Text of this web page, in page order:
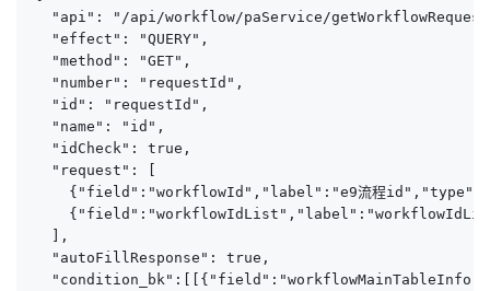
"api": "/api/workflow/paService/
  "effect": "QUERY",
  "method": "GET",
  "number": "requestId",
  "id": "requestId",
  "name": "id",
  "idCheck": true,
  "request": [
{"field":"workflowId","label":"e9流程
  ],
  "autoFillResponse": true,